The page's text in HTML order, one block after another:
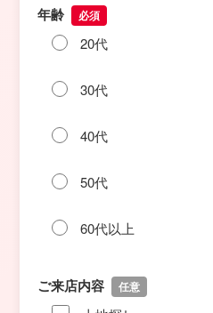
年齢 必須
20代
30代
40代
50代
60代以上
ご来店内容 任意